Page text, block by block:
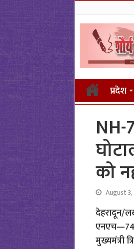
प्रदेश
को
August 3,
देहरादून/
एनएच—74
मुख्यमंत्री